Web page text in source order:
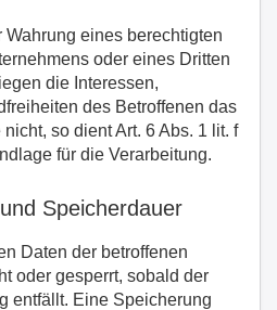
Wahrung eines berechtigten
oder eines Dritten
die Interessen,
des Betroffenen das
so dient Art. 6 Abs. 1 lit. f
für die Verarbeitung.
Speicherdauer
Daten der betroffenen
oder gesperrt, sobald der
entfällt. Eine Speicherung